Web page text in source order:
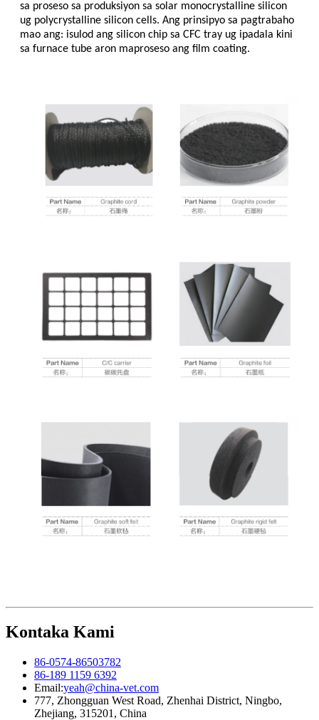
sa proseso sa produksiyon sa solar monocrystalline silicon
ug polycrystalline silicon cells. Ang prinsipyo sa pagtrabaho
mao ang: isulod ang silicon chip sa CFC tray ug ipadala kini
sa furnace tube aron maproseso ang film coating.
Kontaka Kami
86-0574-86503782
86-189 1159 6392
Email:yeah@china-vet.com
777, Zhongguan West Road, Zhenhai District, Ningbo,
Zhejiang, 315201, China